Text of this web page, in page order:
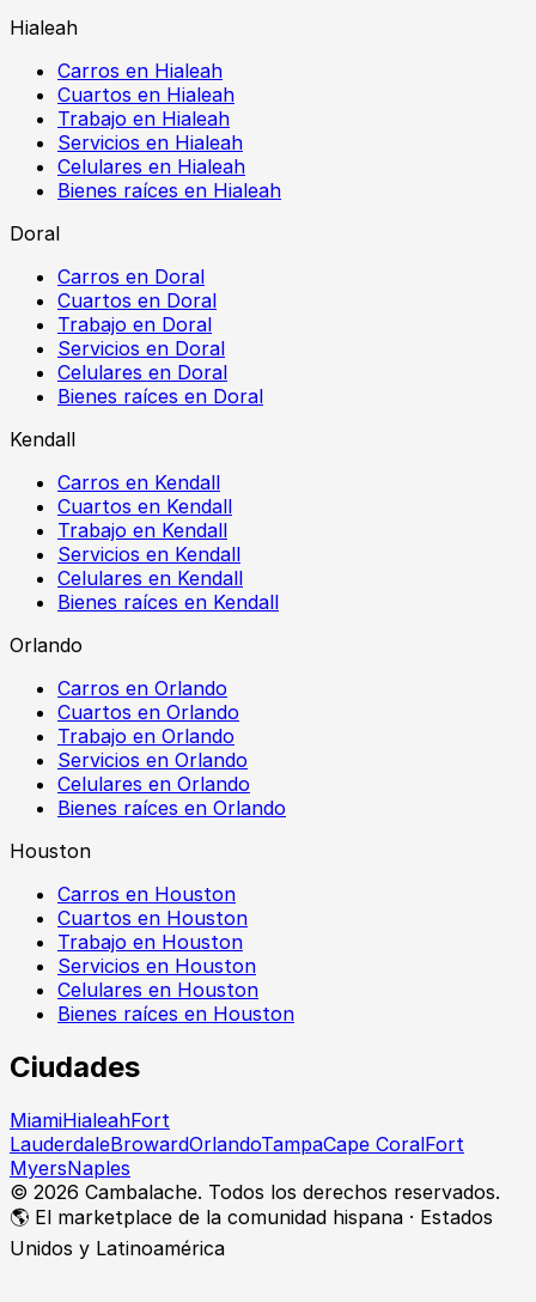
Hialeah
Carros en Hialeah
Cuartos en Hialeah
Trabajo en Hialeah
Servicios en Hialeah
Celulares en Hialeah
Bienes raíces en Hialeah
Doral
Carros en Doral
Cuartos en Doral
Trabajo en Doral
Servicios en Doral
Celulares en Doral
Bienes raíces en Doral
Kendall
Carros en Kendall
Cuartos en Kendall
Trabajo en Kendall
Servicios en Kendall
Celulares en Kendall
Bienes raíces en Kendall
Orlando
Carros en Orlando
Cuartos en Orlando
Trabajo en Orlando
Servicios en Orlando
Celulares en Orlando
Bienes raíces en Orlando
Houston
Carros en Houston
Cuartos en Houston
Trabajo en Houston
Servicios en Houston
Celulares en Houston
Bienes raíces en Houston
Ciudades
MiamiHialeahFort
LauderdaleBrowardOrlandoTampaCape CoralFort
MyersNaples
© 2026 Cambalache. Todos los derechos reservados.
🌎 El marketplace de la comunidad hispana · Estados
Unidos y Latinoamérica